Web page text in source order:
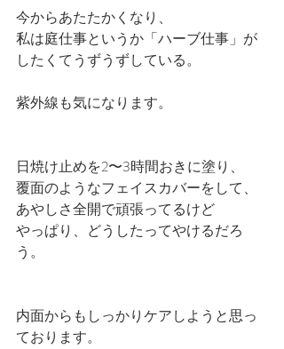
今からあたたかくなり、
私は庭仕事というか「ハーブ仕事」が
したくてうずうずしている。
紫外線も気になります。
日焼け止めを2〜3時間おきに塗り、
覆面のようなフェイスカバーをして、
あやしさ全開で頑張ってるけど
やっぱり、どうしたってやけるだろ
う。
内面からもしっかりケアしようと思っ
ております。